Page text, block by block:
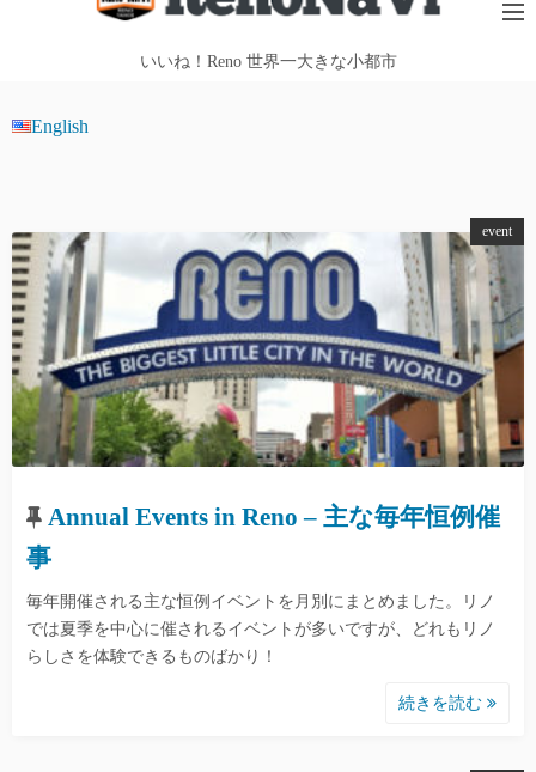
プ
いいね！Reno 世界一大きな小都市
English
event
Annual Events in Reno – 主な毎年恒例催
事
毎年開催される主な恒例イベントを月別にまとめました。リノ
では夏季を中心に催されるイベントが多いですが、どれもリノ
らしさを体験できるものばかり！
続きを読む